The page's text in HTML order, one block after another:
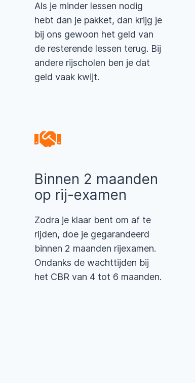
Als je minder lessen nodig
hebt dan je pakket, dan krijg je
bij ons gewoon het geld van
de resterende lessen terug. Bij
andere rijscholen ben je dat
geld vaak kwijt.
Binnen 2 maanden
op rij-examen
Zodra je klaar bent om af te
rijden, doe je gegarandeerd
binnen 2 maanden rijexamen.
Ondanks de wachttijden bij
het CBR van 4 tot 6 maanden.